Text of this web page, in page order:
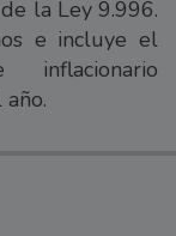
la Ley 9.996.
e incluye el
inflacionario